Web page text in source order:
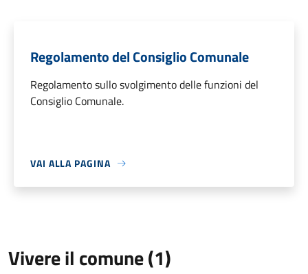
Regolamento del Consiglio Comunale
Regolamento sullo svolgimento delle funzioni del
Consiglio Comunale.
VAI ALLA PAGINA
Vivere il comune (1)